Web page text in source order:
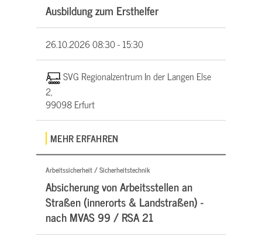
Ausbildung zum Ersthelfer
26.10.202608:30 - 15:30
SVG Regionalzentrum In der Langen Else
2,
99098 Erfurt
MEHR ERFAHREN
Arbeitssicherheit / Sicherheitstechnik
Absicherung von Arbeitsstellen an
Straßen (innerorts & Landstraßen) -
nach MVAS 99 / RSA 21